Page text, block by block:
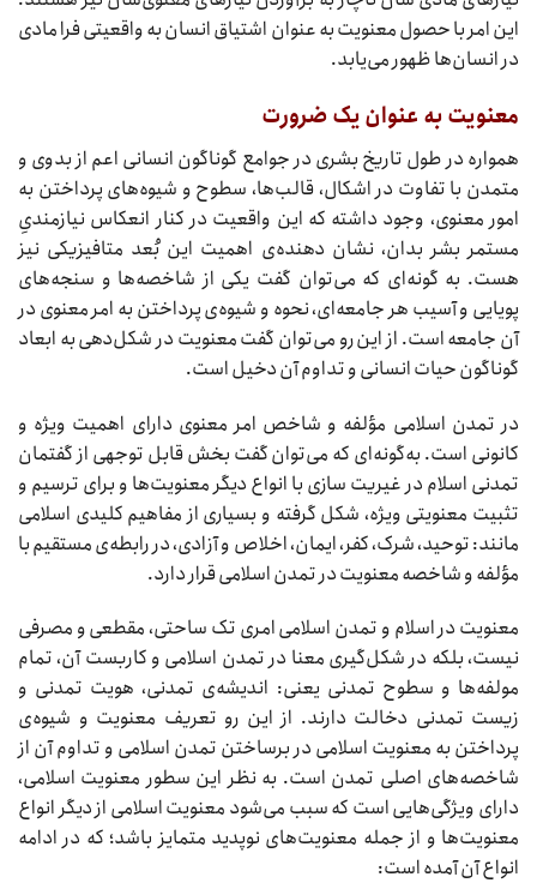
این امر با حصول معنویت به عنوان اشتیاق انسان به واقعیتی فرا مادی
در انسان‌ها ظهور می‌یابد.
معنویت به عنوان یک ضرورت
همواره در طول تاریخ بشری در جوامع گوناگون انسانی اعم از بدوی و
متمدن با تفاوت در اشکال، قالب‌ها، سطوح و شیوه‌های پرداختن به
امور معنوی، وجود داشته که این واقعیت در کنار انعکاس نیازمندیِ
مستمر بشر بدان، نشان دهنده‌ی اهمیت این بُعد متافیزیکی نیز
هست. به گونه‌ای که می‌توان گفت یکی از شاخصه‌ها و سنجه‌های
پویایی و آسیب هر جامعه‌ای، نحوه و شیوه‌ی پرداختن به امر معنوی در
آن جامعه است. از این رو می‌توان گفت معنویت در شکل‌دهی به ابعاد
گوناگون حیات انسانی و تداوم آن دخیل است.
در تمدن اسلامی مؤلفه و شاخص امر معنوی دارای اهمیت ویژه و
کانونی است. به‌گونه‌ای که می‌توان گفت بخش قابل توجهی از گفتمان
تمدنی اسلام در غیریت سازی با انواع دیگر معنویت‌ها و برای ترسیم و
تثبیت معنویتی ویژه، شکل گرفته و بسیاری از مفاهیم کلیدی اسلامی
مانند: توحید، شرک، کفر، ایمان، اخلاص و آزادی، در رابطه‌ی مستقیم با
مؤلفه و شاخصه معنویت در تمدن اسلامی قرار دارد.
معنویت در اسلام و تمدن اسلامی امری تک ساحتی، مقطعی و مصرفی
نیست، بلکه در شکل‌گیری معنا در تمدن اسلامی و کاربست آن، تمام
مولفه‌ها و سطوح تمدنی یعنی: اندیشه‌ی تمدنی، هویت تمدنی و
زیست تمدنی دخالت دارند. از این رو تعریف معنویت و شیوه‌ی
پرداختن به معنویت اسلامی در برساختن تمدن اسلامی و تداوم آن از
شاخصه‌های اصلی تمدن است. به نظر این سطور معنویت اسلامی،
دارای ویژگی‌هایی است که سبب می‌شود معنویت اسلامی از دیگر انواع
معنویت‌ها و از جمله معنویت‌های نوپدید متمایز باشد؛ که در ادامه
انواع آن آمده است: